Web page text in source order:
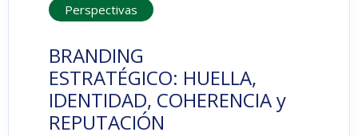
Perspectivas
BRANDING
ESTRATÉGICO: HUELLA,
IDENTIDAD, COHERENCIA y
REPUTACIÓN